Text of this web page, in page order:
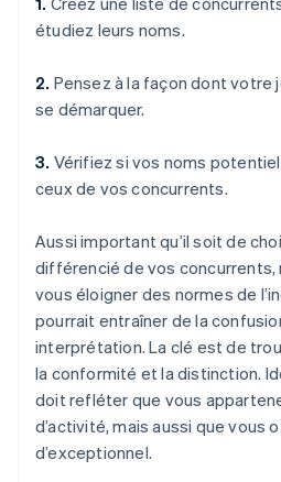
étudiez leurs noms.
2. Pensez à la façon dont votre
se démarquer.
3. Vérifiez si vos noms
ceux de vos concurrents.
Aussi important qu’il soit de
différencié de vos
vous éloigner des normes de
pourrait entraîner de la
interprétation. La clé est de
la conformité et la distinction.
doit refléter que vous
d’activité, mais aussi que vous
d’exceptionnel.